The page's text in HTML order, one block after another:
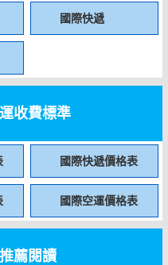
國際快遞
收費標準
國際快遞價格表
國際空運價格表
推薦閱讀